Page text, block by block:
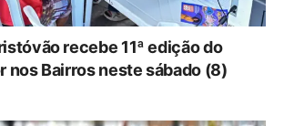
recebe 11ª edição do
nos Bairros neste sábado (8)